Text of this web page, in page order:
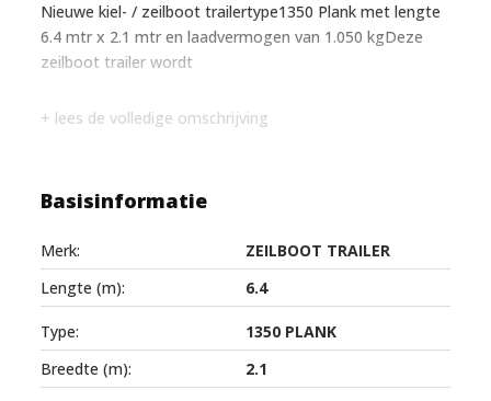
Nieuwe kiel- / zeilboot trailertype1350 Plank met lengte
6.4 mtr x 2.1 mtr en laadvermogen van 1.050 kgDeze
zeilboot trailer wordt
+ lees de volledige omschrijving
Basisinformatie
Merk:
ZEILBOOT TRAILER
Lengte (m):
6.4
Type:
1350 PLANK
Breedte (m):
2.1